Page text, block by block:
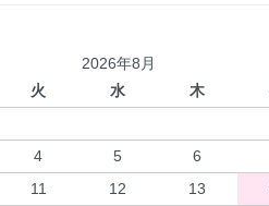
2026年8月
火 水 木
4 5 6
11 12 13